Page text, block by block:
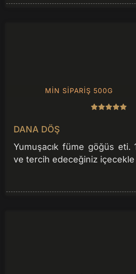
MIN SIPARIŞ 500G
DANA DÖŞ
Yumuşacık füme göğüs eti.
ve tercih edeceğiniz içecekle